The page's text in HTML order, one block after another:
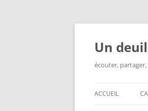
Aller
Un
écouter,
ACCUEIL